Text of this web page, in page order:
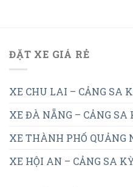
ĐẶT XE GIÁ RẺ
XE CHU LAI – CẢNG SA
XE ĐÀ NẴNG – CẢNG SA
XE THÀNH PHỐ QUẢNG
XE HỘI AN – CẢNG SA